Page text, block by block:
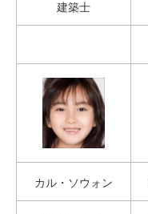
建築士
カル・ソウォン